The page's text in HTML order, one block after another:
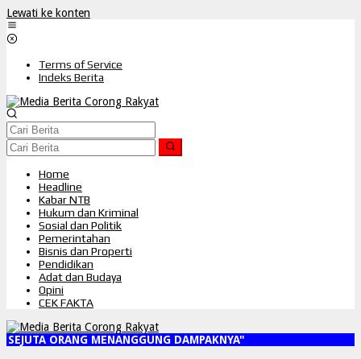
Lewati ke konten
Terms of Service
Indeks Berita
Home
Headline
Kabar NTB
Hukum dan Kriminal
Sosial dan Politik
Pemerintahan
Bisnis dan Properti
Pendidikan
Adat dan Budaya
Opini
CEK FAKTA
ORANG MENANGGUNG DAMPAKNYA"